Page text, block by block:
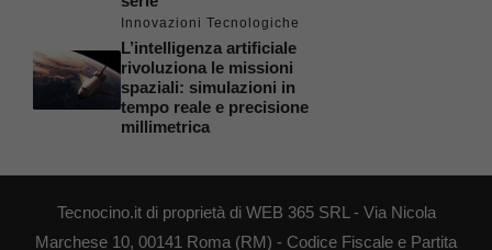
Innovazioni Tecnologiche
L’intelligenza artificiale
rivoluziona le missioni
spaziali: simulazioni in
tempo reale e precisione
millimetrica
Tecnocino.it di proprietà di WEB 365 SRL - Via Nicola
Marchese 10, 00141 Roma (RM) - Codice Fiscale e Partita